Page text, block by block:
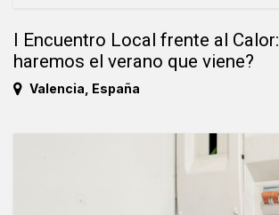
I Encuentro Local frente al
haremos el verano que viene?
Valencia España